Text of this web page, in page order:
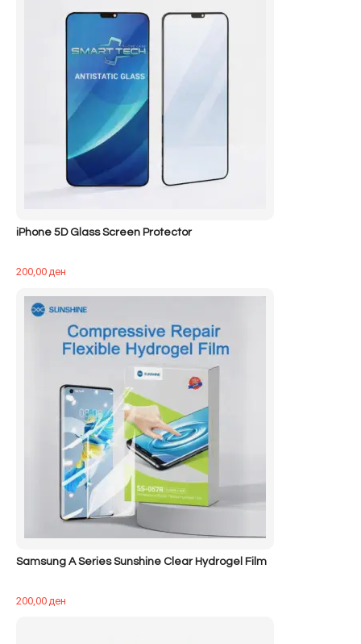
iPhone 5D Glass Screen Protector
200,00ден
Samsung A Series Sunshine Clear Hydrogel Film
200,00ден